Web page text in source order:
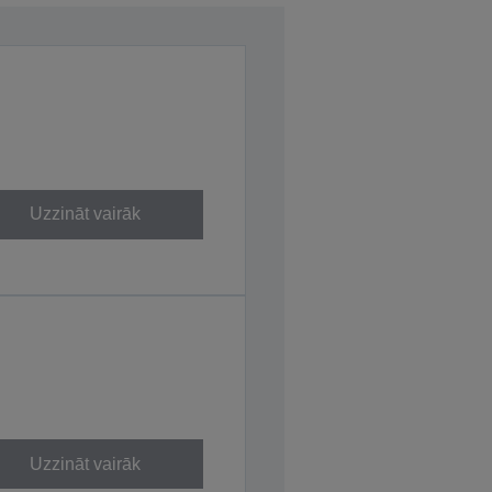
Uzzināt vairāk
Uzzināt vairāk